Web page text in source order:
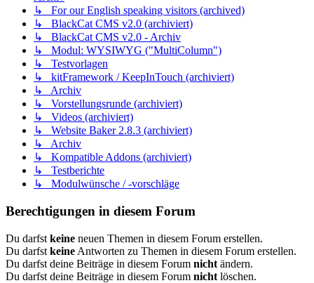
↳ For our English speaking visitors (archived)
↳ BlackCat CMS v2.0 (archiviert)
↳ BlackCat CMS v2.0 - Archiv
↳ Modul: WYSIWYG ("MultiColumn")
↳ Testvorlagen
↳ kitFramework / KeepInTouch (archiviert)
↳ Archiv
↳ Vorstellungsrunde (archiviert)
↳ Videos (archiviert)
↳ Website Baker 2.8.3 (archiviert)
↳ Archiv
↳ Kompatible Addons (archiviert)
↳ Testberichte
↳ Modulwünsche / -vorschläge
Berechtigungen in diesem Forum
Du darfst keine neuen Themen in diesem Forum erstellen.
Du darfst keine Antworten zu Themen in diesem Forum erstellen.
Du darfst deine Beiträge in diesem Forum nicht ändern.
Du darfst deine Beiträge in diesem Forum nicht löschen.